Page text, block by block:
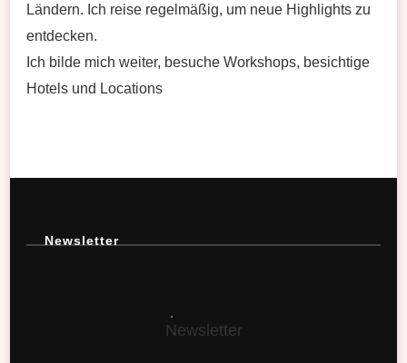
Ländern. Ich reise regelmäßig, um neue Highlights zu
entdecken.
Ich bilde mich weiter, besuche Workshops, besichtige
Hotels und Locations
Newsletter